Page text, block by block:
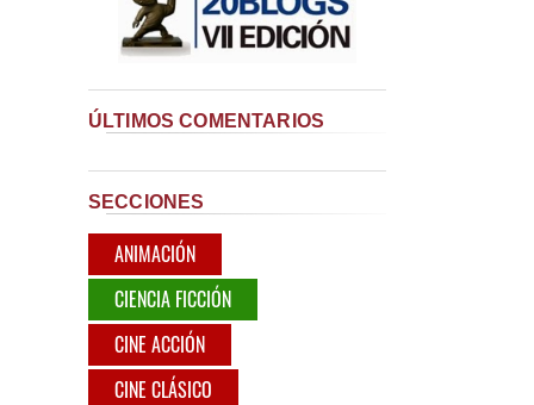
ÚLTIMOS COMENTARIOS
SECCIONES
ANIMACIÓN
CIENCIA FICCIÓN
CINE ACCIÓN
CINE CLÁSICO